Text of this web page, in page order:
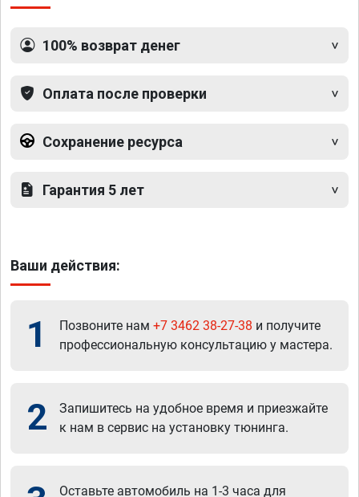
100% возврат денег
Оплата после проверки
Сохранение ресурса
Гарантия 5 лет
Ваши действия:
1 Позвоните нам +7 3462 38-27-38 и получите
профессиональную консультацию у мастера.
2
Запишитесь на удобное время и приезжайте
к нам в сервис на установку тюнинга.
Оставьте автомобиль на 1-3 часа для